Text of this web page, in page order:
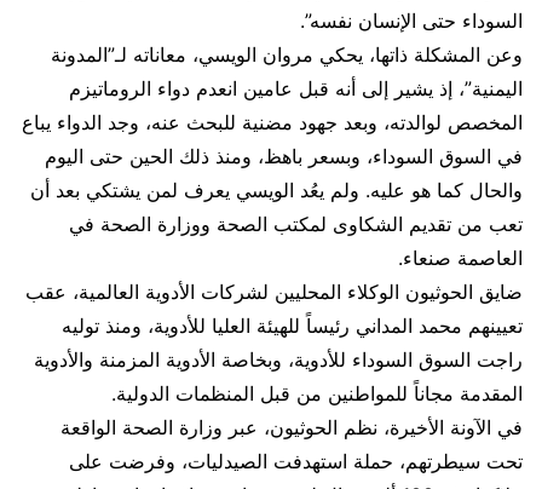
السوداء حتى الإنسان نفسه”.
وعن المشكلة ذاتها، يحكي مروان الويسي، معاناته لـ”المدونة
اليمنية”، إذ يشير إلى أنه قبل عامين انعدم دواء الروماتيزم
المخصص لوالدته، وبعد جهود مضنية للبحث عنه، وجد الدواء يباع
في السوق السوداء، وبسعر باهظ، ومنذ ذلك الحين حتى اليوم
والحال كما هو عليه. ولم يعُد الويسي يعرف لمن يشتكي بعد أن
تعب من تقديم الشكاوى لمكتب الصحة ووزارة الصحة في
العاصمة صنعاء.
ضايق الحوثيون الوكلاء المحليين لشركات الأدوية العالمية، عقب
تعيينهم محمد المداني رئيساً للهيئة العليا للأدوية، ومنذ توليه
راجت السوق السوداء للأدوية، وبخاصة الأدوية المزمنة والأدوية
المقدمة مجاناً للمواطنين من قبل المنظمات الدولية.
في الآونة الأخيرة، نظم الحوثيون، عبر وزارة الصحة الواقعة
تحت سيطرتهم، حملة استهدفت الصيدليات، وفرضت على